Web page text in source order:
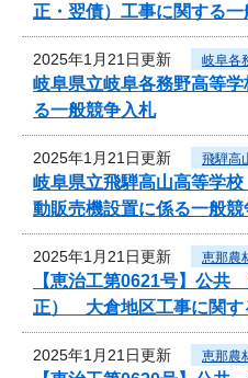
正・翌債）工事に関する
2025年1月21日更新 岐阜各
岐阜県立岐阜各務野高等
る一般競争入札
2025年1月21日更新 飛騨高
岐阜県立飛騨高山高等学
動販売機設置に係る一般
2025年1月21日更新 恵那農
【恵治工第0621号】公
正） 大倉地区工事に関す
2025年1月21日更新 恵那農